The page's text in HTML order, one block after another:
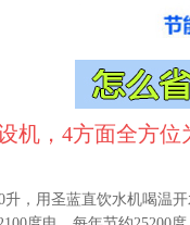
机，4方面全方
升，用圣蓝直饮水机喝温